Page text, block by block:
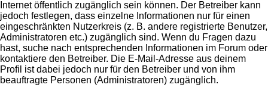
Internet öffentlich zugänglich sein können. Der Betreiber kann
jedoch festlegen, dass einzelne Informationen nur für einen
eingeschränkten Nutzerkreis (z. B. andere registrierte Benutzer,
Administratoren etc.) zugänglich sind. Wenn du Fragen dazu
hast, suche nach entsprechenden Informationen im Forum oder
kontaktiere den Betreiber. Die E-Mail-Adresse aus deinem
Profil ist dabei jedoch nur für den Betreiber und von ihm
beauftragte Personen (Administratoren) zugänglich.